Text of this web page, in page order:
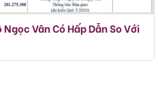
Vân Có Hấp Dẫn So Với